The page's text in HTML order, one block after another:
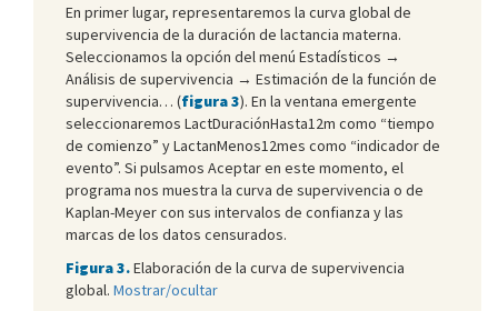
En primer lugar, representaremos la curva global de
supervivencia de la duración de lactancia materna.
Seleccionamos la opción del menú Estadísticos →
Análisis de supervivencia → Estimación de la función de
supervivencia… (figura 3). En la ventana emergente
seleccionaremos LactDuraciónHasta12m como “tiempo
de comienzo” y LactanMenos12mes como “indicador de
evento”. Si pulsamos Aceptar en este momento, el
programa nos muestra la curva de supervivencia o de
Kaplan-Meyer con sus intervalos de confianza y las
marcas de los datos censurados.
Figura 3.Elaboración de la curva de supervivencia
global. Mostrar/ocultar